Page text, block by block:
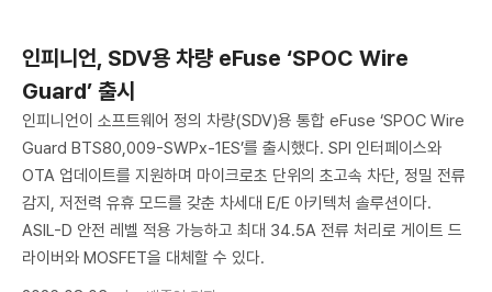
인피니언, SDV용 차량 eFuse ‘SPOC Wire
Guard’ 출시
인피니언이 소프트웨어 정의 차량(SDV)용 통합 eFuse ‘SPOC Wire
Guard BTS80,009-SWPx-1ES’를 출시했다. SPI 인터페이스와
OTA 업데이트를 지원하며 마이크로초 단위의 초고속 차단, 정밀 전류
감지, 저전력 유휴 모드를 갖춘 차세대 E/E 아키텍처 솔루션이다.
ASIL-D 안전 레벨 적용 가능하고 최대 34.5A 전류 처리로 게이트 드
라이버와 MOSFET을 대체할 수 있다.